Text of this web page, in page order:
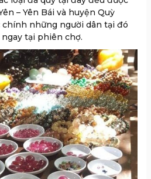
– Yên Bái và huyện Quỳ
chính những người dân tại đó
tại phiên chợ.